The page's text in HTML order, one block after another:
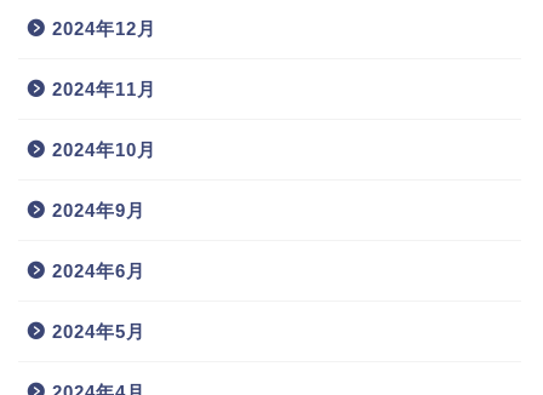
2024年12月
2024年11月
2024年10月
2024年9月
2024年6月
2024年5月